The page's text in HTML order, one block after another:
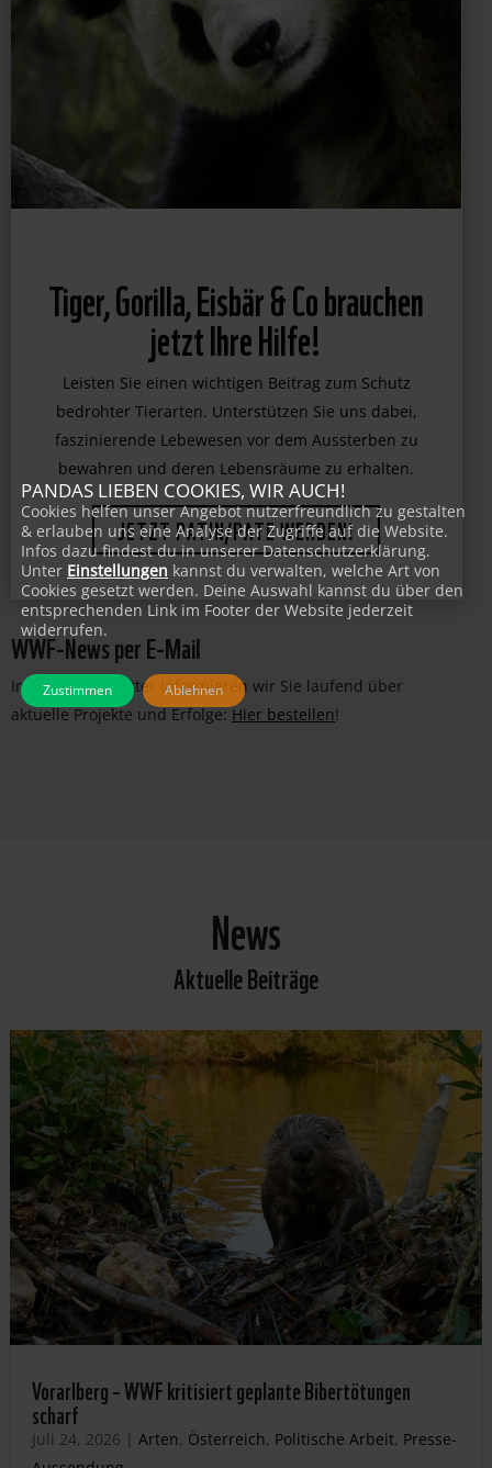
Tiger, Gorilla, Eisbär & Co brauchen
jetzt Ihre Hilfe!
Leisten Sie einen wichtigen Beitrag zum Schutz
bedrohter Tierarten. Unterstützen Sie uns dabei,
bewahren und deren Lebensräume zu erhalten.
JETZT PATIN/PATE WERDEN!
WWF-News per E-Mail
Im WWF-Newsletter informieren wir Sie laufend über
aktuelle Projekte und Erfolge:Hier bestellen!
News
Aktuelle Beiträge
Vorarlberg – WWF kritisiert geplante Bibertötungen
scharf
Juli 24, 2026 | Arten, Österreich, Politische Arbeit, Presse-
PANDAS LIEBEN COOKIES, WIR AUCH!
Cookies helfen unser Angebot nutzerfreundlich zu gestalten
& erlauben uns eine Analyse der Zugriffe auf die Website.
Infos dazu findest du in unserer Datenschutzerklärung.
Unter Einstellungen kannst du verwalten, welche Art von
Cookies gesetzt werden. Deine Auswahl kannst du über den
entsprechenden Link im Footer der Website jederzeit
widerrufen.
Zustimmen Ablehnen